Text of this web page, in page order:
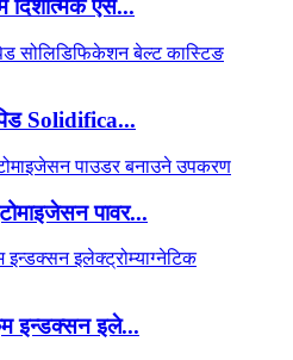
एस...
Solidifica...
पावर...
इन्डक्सन इले...